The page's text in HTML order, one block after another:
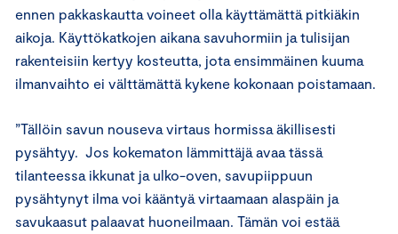
ennen pakkaskautta voineet olla käyttämättä pitkiäkin
aikoja. Käyttökatkojen aikana savuhormiin ja tulisijan
rakenteisiin kertyy kosteutta, jota ensimmäinen kuuma
ilmanvaihto ei välttämättä kykene kokonaan poistamaan.
”Tällöin savun nouseva virtaus hormissa äkillisesti
pysähtyy. Jos kokematon lämmittäjä avaa tässä
tilanteessa ikkunat ja ulko-oven, savupiippuun
pysähtynyt ilma voi kääntyä virtaamaan alaspäin ja
savukaasut palaavat huoneilmaan. Tämän voi estää